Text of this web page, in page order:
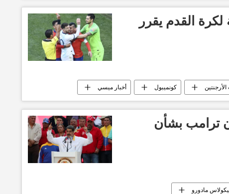
لكرة القدم يقرر
كونميبول أخبار ميسي
ترامب بشأن
مادورو